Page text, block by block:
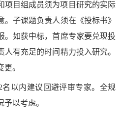
项目组成员须为项目研究的实际
子课题负责人须在《投标书》
。如获中标，首席专家要兑现投
有充足的时间精力投入研究。
。
名以内建议回避评审专家。全规
以考虑。